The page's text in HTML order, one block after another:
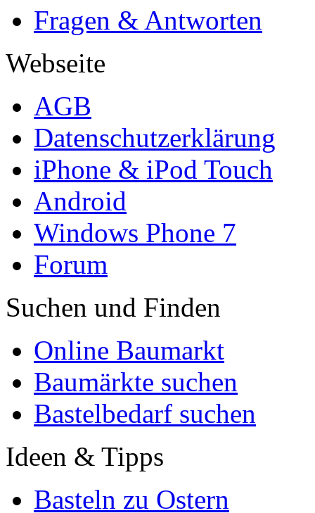
Fragen & Antworten
Webseite
AGB
Datenschutzerklärung
iPhone & iPod Touch
Android
Windows Phone 7
Forum
Suchen und Finden
Online Baumarkt
Baumärkte suchen
Bastelbedarf suchen
Ideen & Tipps
Basteln zu Ostern